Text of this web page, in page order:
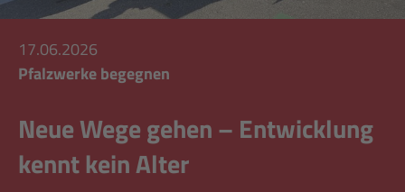
17.06.2026
Pfalzwerke begegnen
Neue Wege gehen – Entwicklung
kennt kein Alter